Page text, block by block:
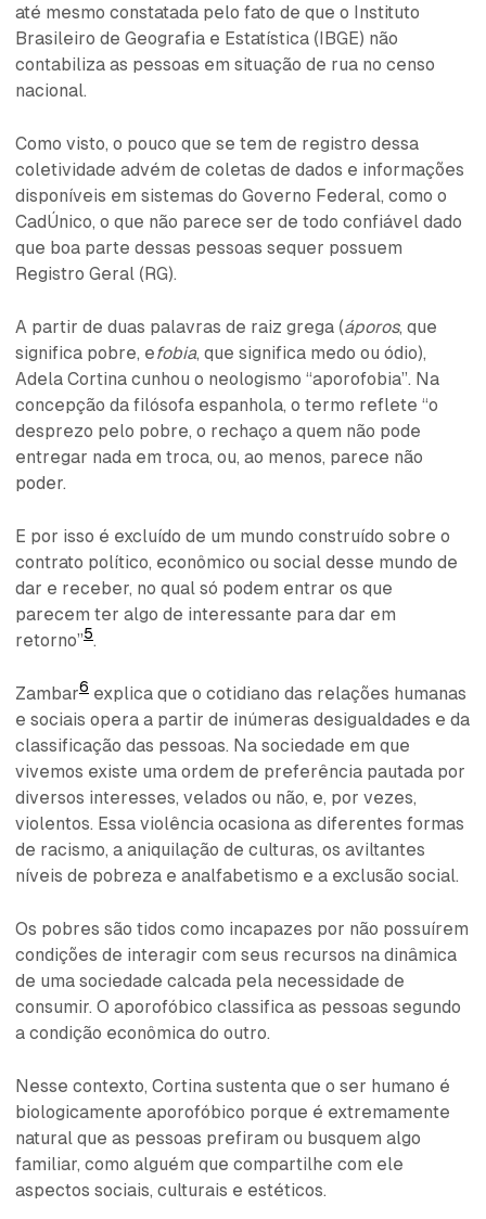
até mesmo constatada pelo fato de que o Instituto
Brasileiro de Geografia e Estatística (IBGE) não
contabiliza as pessoas em situação de rua no censo
nacional.
Como visto, o pouco que se tem de registro dessa
coletividade advém de coletas de dados e informações
disponíveis em sistemas do Governo Federal, como o
CadÚnico, o que não parece ser de todo confiável dado
que boa parte dessas pessoas sequer possuem
Registro Geral (RG).
A partir de duas palavras de raiz grega (áporos, que
significa pobre, efobia, que significa medo ou ódio),
Adela Cortina cunhou o neologismo “aporofobia”. Na
concepção da filósofa espanhola, o termo reflete “o
desprezo pelo pobre, o rechaço a quem não pode
entregar nada em troca, ou, ao menos, parece não
poder.
E por isso é excluído de um mundo construído sobre o
contrato político, econômico ou social desse mundo de
dar e receber, no qual só podem entrar os que
parecem ter algo de interessante para dar em
retorno”5.
Zambar6 explica que o cotidiano das relações humanas
e sociais opera a partir de inúmeras desigualdades e da
classificação das pessoas. Na sociedade em que
vivemos existe uma ordem de preferência pautada por
diversos interesses, velados ou não, e, por vezes,
violentos. Essa violência ocasiona as diferentes formas
de racismo, a aniquilação de culturas, os aviltantes
níveis de pobreza e analfabetismo e a exclusão social.
Os pobres são tidos como incapazes por não possuírem
condições de interagir com seus recursos na dinâmica
de uma sociedade calcada pela necessidade de
consumir. O aporofóbico classifica as pessoas segundo
a condição econômica do outro.
Nesse contexto, Cortina sustenta que o ser humano é
biologicamente aporofóbico porque é extremamente
natural que as pessoas prefiram ou busquem algo
familiar, como alguém que compartilhe com ele
aspectos sociais, culturais e estéticos.